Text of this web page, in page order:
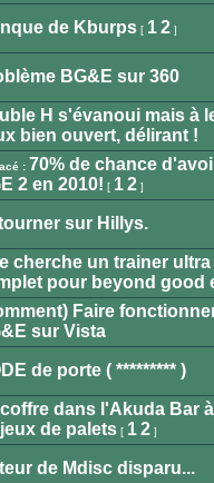
de Kburps[ 1 2]
BG&E sur 360
H s'évanoui mais à
bien ouvert, délirant !
: 70% de chance
2 en 2010! [ 1 2]
sur Hillys.
cherche un trainer ultra
pour beyond good
Faire
sur Vista
de porte ( ********* )
coffre dans l'Akuda Bar
de palets[ 1 2]
de Mdisc disparu...